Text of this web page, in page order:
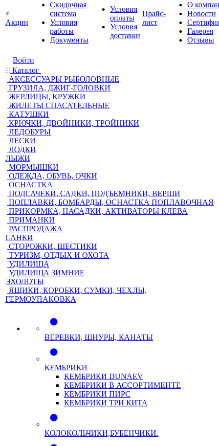
Акции
Скидочная
система
Условия
работы
Документы
Условия
оплаты
Условия
доставки
Прайс-
лист
О
Новости
Галерея
Отзывы
Войти
Каталог
АКСЕССУАРЫ РЫБОЛОВНЫЕ
ГРУЗИЛА, ДЖИГ-ГОЛОВКИ
ЖЕРЛИЦЫ, КРУЖКИ
ЖИЛЕТЫ СПАСАТЕЛЬНЫЕ
КАТУШКИ
КРЮЧКИ, ДВОЙНИКИ, ТРОЙНИКИ
ЛЕДОБУРЫ
ЛЕСКИ
ЛОДКИ
ЛЫЖИ
МОРМЫШКИ
ОДЕЖДА, ОБУВЬ, ОЧКИ
ОСНАСТКА
ПОДСАЧЕКИ, САДКИ, ПОДЪЕМНИКИ, ВЕРШИ
ПОПЛАВКИ, БОМБАРДЫ, ОСНАСТКА ПОПЛАВОЧНАЯ
ПРИКОРМКА, НАСАДКИ, АКТИВАТОРЫ КЛЕВА
ПРИМАНКИ
РАСПРОДАЖА
САНКИ
СТОРОЖКИ, ШЕСТИКИ
ТУРИЗМ, ОТДЫХ И ОХОТА
УДИЛИЩА
УДИЛИЩА ЗИМНИЕ
ЭХОЛОТЫ
ЯЩИКИ, КОРОБКИ, СУМКИ, ЧЕХЛЫ,
ГЕРМОУПАКОВКА
ВЕРЕВКИ, ШНУРЫ, КАНАТЫ
КЕМБРИКИ
КЕМБРИКИ DUNAEV
КЕМБРИКИ В АССОРТИМЕНТЕ
КЕМБРИКИ ПИРС
КЕМБРИКИ ТРИ КИТА
КОЛОКОЛЬЧИКИ,БУБЕНЧИКИ.